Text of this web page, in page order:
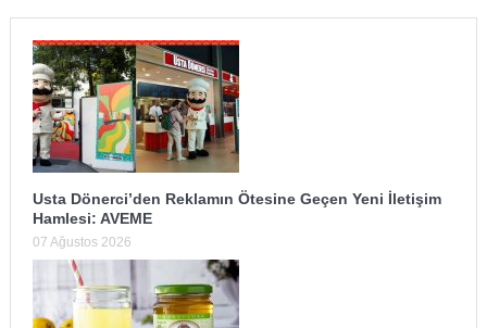
Usta Dönerci’den Reklamın Ötesine Geçen Yeni İletişim
Hamlesi: AVEME
07 Ağustos 2026